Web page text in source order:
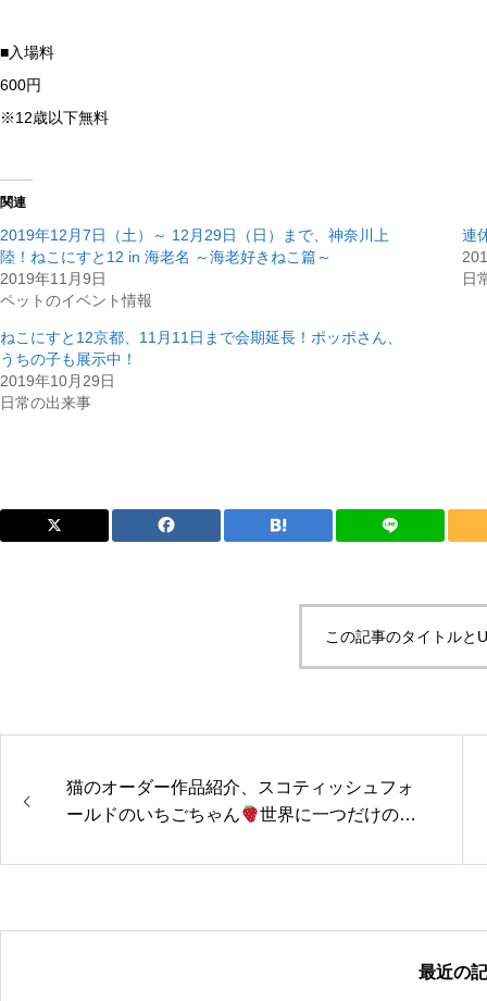
■入場料
600円
※12歳以下無料
関連
2019年12月7日（土）～ 12月29日（日）まで、神奈川上
陸！ねこにすと12 in 海老名 ～海老好きねこ篇～
2019年11月9日
ペットのイベント情報
連
日
ねこにすと12京都、11月11日まで会期延長！ポッポさん、
うちの子も展示中！
2019年10月29日
日常の出来事
この記事のタイトルと
猫のオーダー作品紹介、スコティッシュフォ
ールドのいちごちゃん
世界に一つだけのオ
最近の